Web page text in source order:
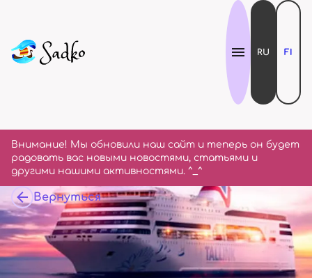
Внимание! Мы обновили наш сайт и теперь он будет
радовать вас новыми новостями, статьями и
другими нашими активностями. ^_^
RU FI
Вернуться